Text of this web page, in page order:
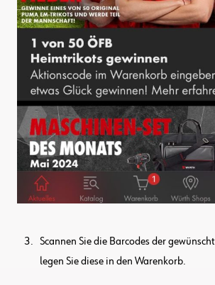
Scannen Sie die Barcodes der
legen Sie diese in den Warenkorb.